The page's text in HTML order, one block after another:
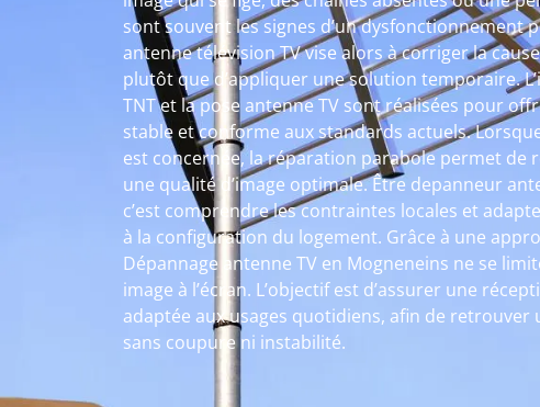
sont souvent les signes d’un dysfonctionnement
antenne télévision TV vise alors à corriger la
plutôt que d’appliquer une solution temporaire.
TNT et la pose antenne TV sont réalisées pour
stable et conforme aux standards actuels.
est concernée, la réparation parabole permet de
une qualité d’image optimale. Être depanneur
c’est comprendre les contraintes locales et
à la configuration du logement. Grâce à une
Dépannage antenne TV en Mogneneins ne se
image à l’écran. L’objectif est d’assurer une
adaptée aux usages quotidiens, afin de retrouver
sans coupure ni instabilité.